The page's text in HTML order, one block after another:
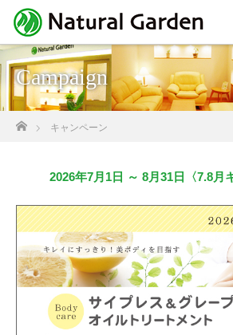
Campaign
キャンペーン
2026年7月1日 ～ 8月31日〈7.8月